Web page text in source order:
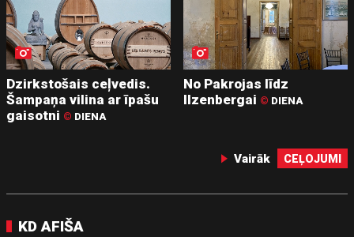
Dzirkstošais ceļvedis.
Šampaņa vilina ar īpašu
gaisotni © DIENA
No Pakrojas līdz
Ilzenbergai © DIENA
Vairāk CEĻOJUMI
KD AFIŠA